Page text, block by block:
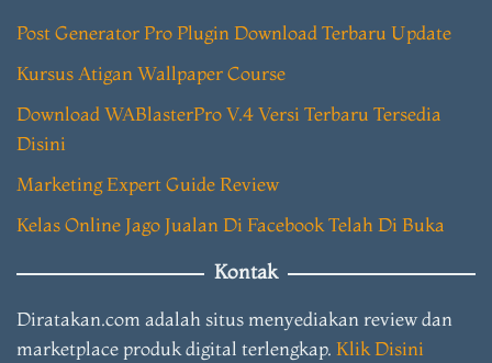
Post Generator Pro Plugin Download Terbaru Update
Kursus Atigan Wallpaper Course
Download WABlasterPro V.4 Versi Terbaru Tersedia
Disini
Marketing Expert Guide Review
Kelas Online Jago Jualan Di Facebook Telah Di Buka
Kontak
Diratakan.com adalah situs menyediakan review dan
marketplace produk digital terlengkap. Klik Disini